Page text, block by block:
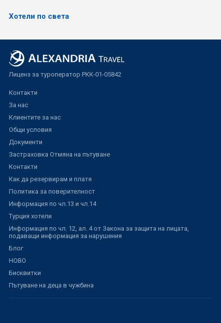
Хотели по света
Лиценз за туроператор РКК-01-05842
Контакти
За нас
Клиентите за нас
Общи условия
Документи
Застраховка Отмяна на пътуване
Контакти
Как да резервирам и платя
Политика за поверителност
Информация по чл.13 и чл.14
Турция хотели
Информация по чл. 12, ал. 4 от Закона за защита на лицата,
подаващи информация за нарушения
Блог
НОВО
Бисквитки
Пътуване на деца в чужбина